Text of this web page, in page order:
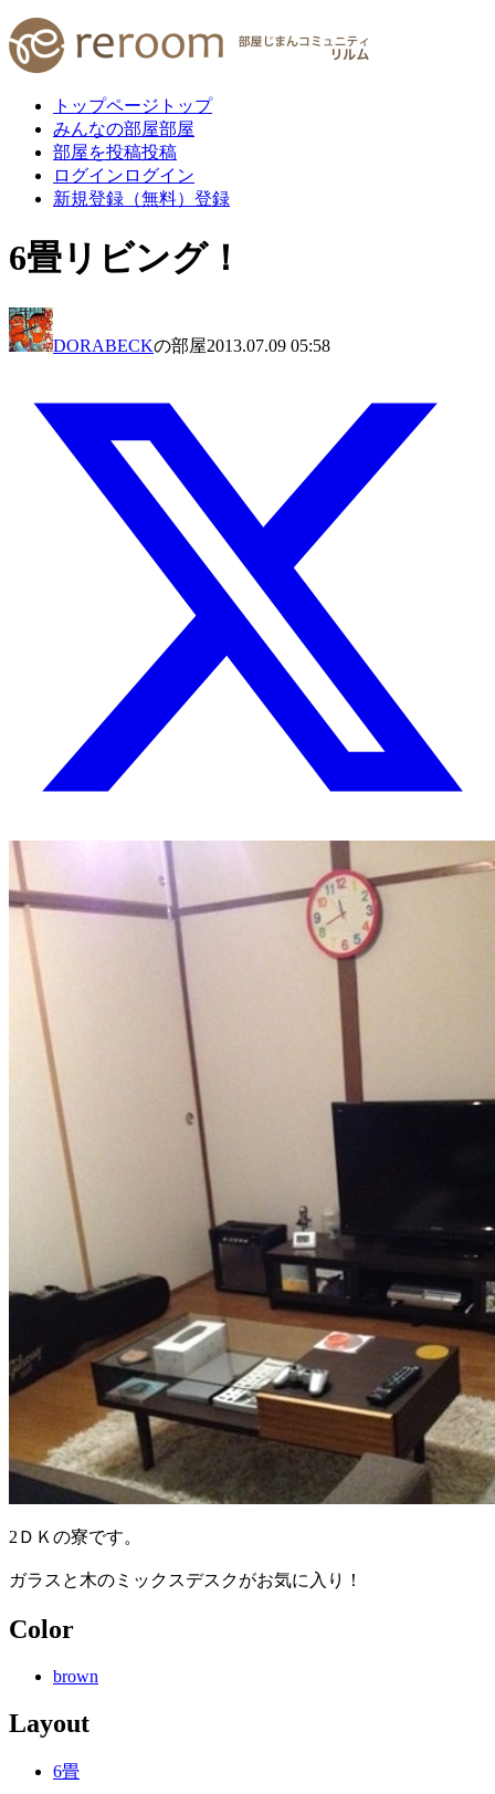
トップページ トップ
みんなの部屋部屋
部屋を投稿投稿
ログイン ログイン
新規登録（無料） 登録
6畳リビング！
DORABECKの部屋2013.07.09 05:58
2ＤＫの寮です。
ガラスと木のミックスデスクがお気に入り！
Color
brown
Layout
6畳